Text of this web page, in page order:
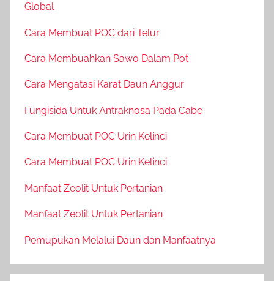
Global
Cara Membuat POC dari Telur
Cara Membuahkan Sawo Dalam Pot
Cara Mengatasi Karat Daun Anggur
Fungisida Untuk Antraknosa Pada Cabe
Cara Membuat POC Urin Kelinci
Cara Membuat POC Urin Kelinci
Manfaat Zeolit Untuk Pertanian
Manfaat Zeolit Untuk Pertanian
Pemupukan Melalui Daun dan Manfaatnya